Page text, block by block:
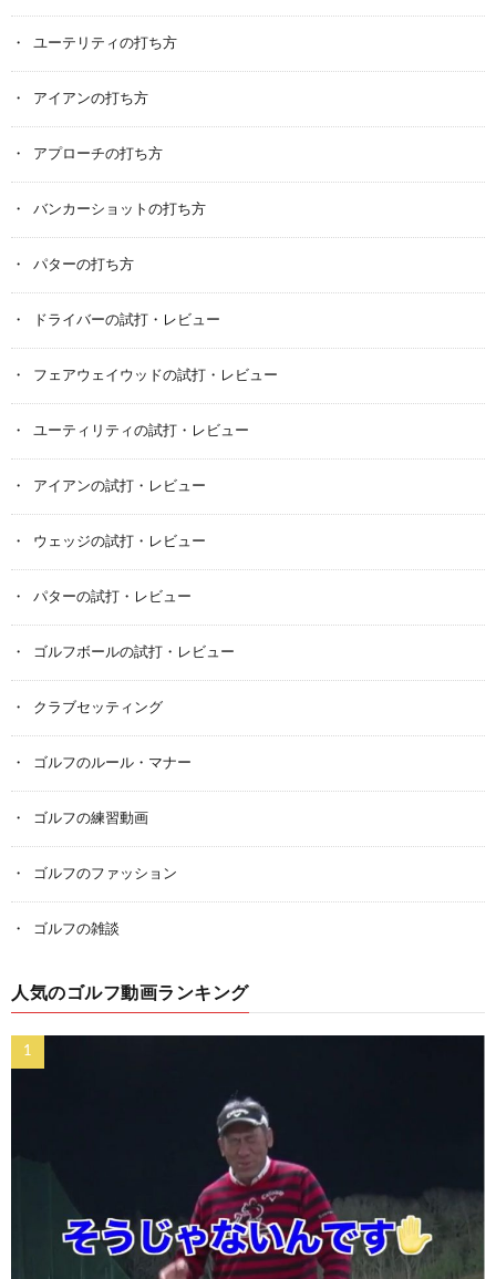
ユーテリティの打ち方
アイアンの打ち方
アプローチの打ち方
バンカーショットの打ち方
パターの打ち方
ドライバーの試打・レビュー
フェアウェイウッドの試打・レビュー
ユーティリティの試打・レビュー
アイアンの試打・レビュー
ウェッジの試打・レビュー
パターの試打・レビュー
ゴルフボールの試打・レビュー
クラブセッティング
ゴルフのルール・マナー
ゴルフの練習動画
ゴルフのファッション
ゴルフの雑談
人気のゴルフ動画ランキング